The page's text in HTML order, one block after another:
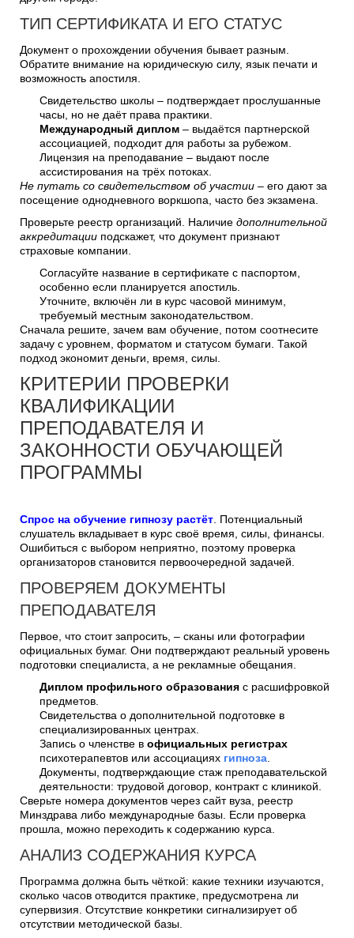
ТИП СЕРТИФИКАТА И ЕГО СТАТУС
Документ о прохождении обучения бывает разным.
Обратите внимание на юридическую силу, язык печати и
возможность апостиля.
Свидетельство школы – подтверждает прослушанные
часы, но не даёт права практики.
Международный диплом – выдаётся партнерской
ассоциацией, подходит для работы за рубежом.
Лицензия на преподавание – выдают после
ассистирования на трёх потоках.
Не путать со свидетельством об участии – его дают за
посещение однодневного воркшопа, часто без экзамена.
Проверьте реестр организаций. Наличие дополнительной
аккредитации подскажет, что документ признают
страховые компании.
Согласуйте название в сертификате с паспортом,
особенно если планируется апостиль.
Уточните, включён ли в курс часовой минимум,
требуемый местным законодательством.
Сначала решите, зачем вам обучение, потом соотнесите
задачу с уровнем, форматом и статусом бумаги. Такой
подход экономит деньги, время, силы.
КРИТЕРИИ ПРОВЕРКИ
КВАЛИФИКАЦИИ
ПРЕПОДАВАТЕЛЯ И
ЗАКОННОСТИ ОБУЧАЮЩЕЙ
ПРОГРАММЫ
Спрос на обучение гипнозу растёт . Потенциальный
слушатель вкладывает в курс своё время, силы, финансы.
Ошибиться с выбором неприятно, поэтому проверка
организаторов становится первоочередной задачей.
ПРОВЕРЯЕМ ДОКУМЕНТЫ
ПРЕПОДАВАТЕЛЯ
Первое, что стоит запросить, – сканы или фотографии
официальных бумаг. Они подтверждают реальный уровень
подготовки специалиста, а не рекламные обещания.
Диплом профильного образования с расшифровкой
предметов.
Свидетельства о дополнительной подготовке в
специализированных центрах.
Запись о членстве в официальных регистрах
психотерапевтов или ассоциациях гипноза
Документы, подтверждающие стаж преподавательской
деятельности: трудовой договор, контракт с клиникой.
Сверьте номера документов через сайт вуза, реестр
Минздрава либо международные базы. Если проверка
прошла, можно переходить к содержанию курса.
АНАЛИЗ СОДЕРЖАНИЯ КУРСА
Программа должна быть чёткой: какие техники изучаются,
сколько часов отводится практике, предусмотрена ли
супервизия. Отсутствие конкретики сигнализирует об
отсутствии методической базы.